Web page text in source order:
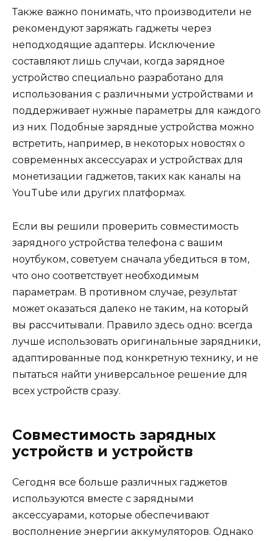
Также важно понимать, что производители не
рекомендуют заряжать гаджеты через
неподходящие адаптеры. Исключение
составляют лишь случаи, когда зарядное
устройство специально разработано для
использования с различными устройствами и
поддерживает нужные параметры для каждого
из них. Подобные зарядные устройства можно
встретить, например, в некоторых новостях о
современных аксессуарах и устройствах для
монетизации гаджетов, таких как каналы на
YouTube или других платформах.
Если вы решили проверить совместимость
зарядного устройства телефона с вашим
ноутбуком, советуем сначала убедиться в том,
что оно соответствует необходимым
параметрам. В противном случае, результат
может оказаться далеко не таким, на который
вы рассчитывали. Правило здесь одно: всегда
лучше использовать оригинальные зарядники,
адаптированные под конкретную технику, и не
пытаться найти универсальное решение для
всех устройств сразу.
Совместимость зарядных
устройств и устройств
Сегодня все больше различных гаджетов
используются вместе с зарядными
аксессуарами, которые обеспечивают
восполнение энергии аккумуляторов. Однако